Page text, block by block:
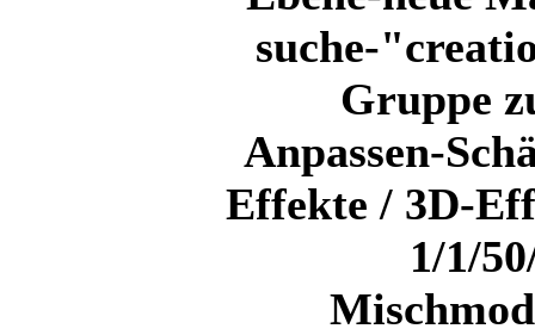
suche-
Gruppe
Anpassen-
Effekte / 3D-
1/1/